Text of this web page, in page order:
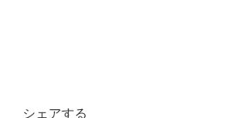
シェアする